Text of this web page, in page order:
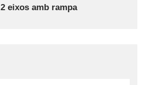
2 eixos amb rampa